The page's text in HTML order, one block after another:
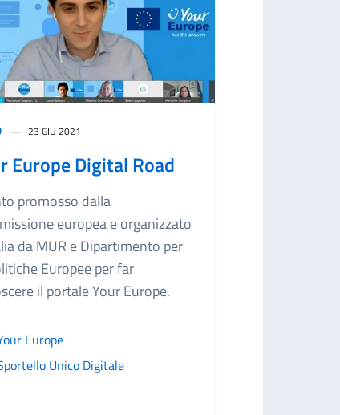
23 GIU 2021
Europe Digital Road
promosso dalla
europea e organizzato
da MUR e Dipartimento per
Europee per far
il portale Your Europe.
Europe
Unico Digitale